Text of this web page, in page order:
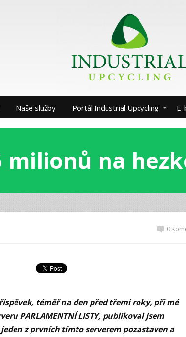
Naše služby Portál Industrial Upcycling
milionů na
0
téměř na den před třemi roky, při mé
PARLAMENTNÍ LISTY, publikoval jsem
z prvních tímto serverem pozastaven a